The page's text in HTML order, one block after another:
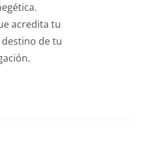
acredita tu
destino de tu